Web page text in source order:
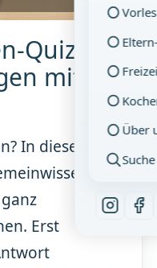
Über
Suche
Quiz für
mit
In diesem
Quiz
Erst